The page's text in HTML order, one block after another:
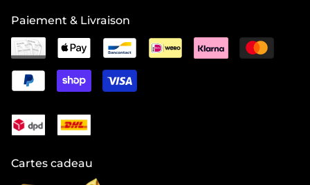
Paiement & Livraison
Cartes cadeau